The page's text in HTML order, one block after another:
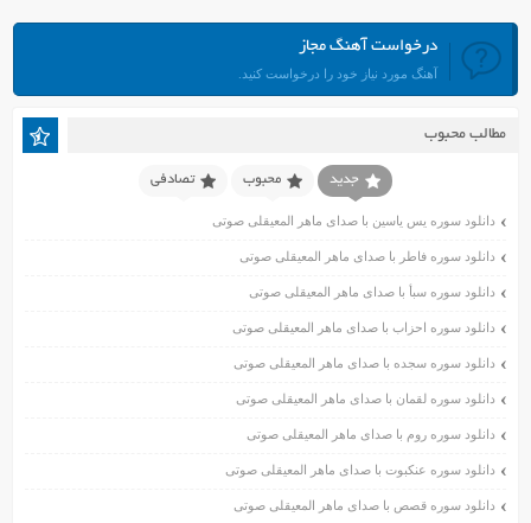
مرداد ۱۴۰۱
تیر ۱۴۰۱
فروردین ۱۴۰۱
آذر ۱۴۰۰
آبان ۱۴۰۰
اسفند ۱۳۹۹
آبان ۱۳۹۹
مهر ۱۳۹۹
مرداد ۱۳۹۹
درخواست آهنگ مجاز
آهنگ مورد نیاز خود را درخواست کنید.
مطالب محبوب
جدید محبوب تصادفی
دانلود سوره یس یاسین با صدای ماهر المعیقلی صوتی
دانلود سوره فاطر با صدای ماهر المعیقلی صوتی
دانلود سوره سبأ با صدای ماهر المعیقلی صوتی
دانلود سوره احزاب با صدای ماهر المعیقلی صوتی
دانلود سوره سجده با صدای ماهر المعیقلی صوتی
دانلود سوره لقمان با صدای ماهر المعیقلی صوتی
دانلود سوره روم با صدای ماهر المعیقلی صوتی
دانلود سوره عنکبوت با صدای ماهر المعیقلی صوتی
دانلود سوره قصص با صدای ماهر المعیقلی صوتی